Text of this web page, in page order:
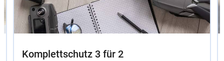
Komplettschutz 3 für 2